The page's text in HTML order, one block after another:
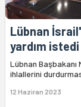
Lübnan
yardım istedi
Lübnan Başbakanı
ihlallerini
12 Haziran 2023